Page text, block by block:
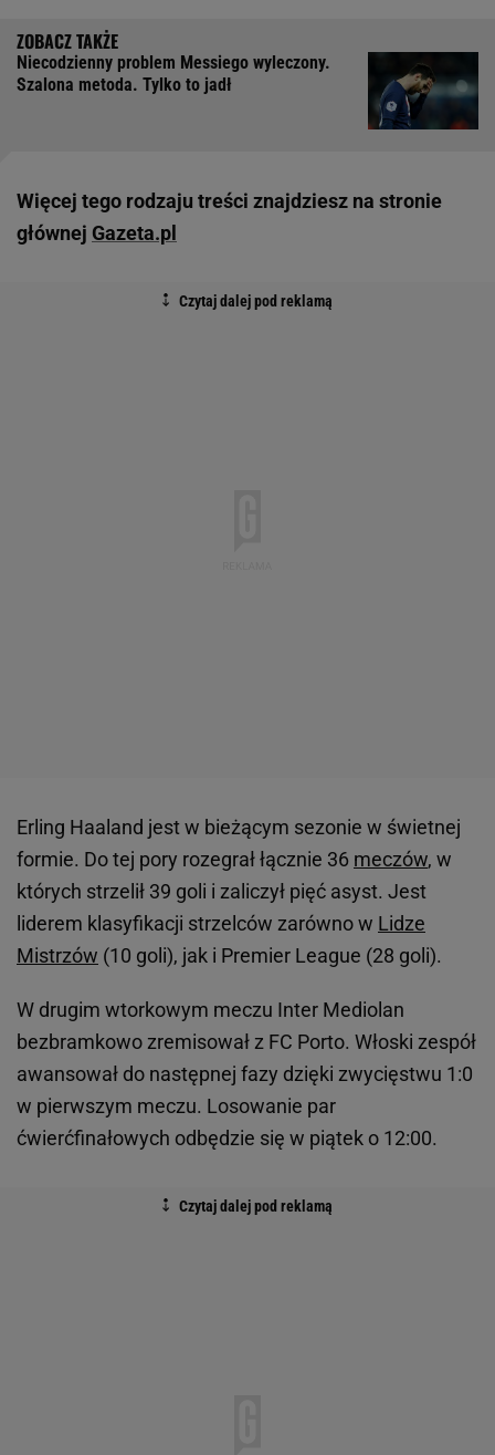
Niecodzienny problem Messiego wyleczony.
Szalona metoda. Tylko to jadł
Więcej tego rodzaju treści znajdziesz na stronie
głównej Gazeta.pl
Erling Haaland jest w bieżącym sezonie w świetnej
formie. Do tej pory rozegrał łącznie 36 meczów, w
których strzelił 39 goli i zaliczył pięć asyst. Jest
liderem klasyfikacji strzelców zarówno w Lidze
Mistrzów (10 goli), jak i Premier League (28 goli).
W drugim wtorkowym meczu Inter Mediolan
bezbramkowo zremisował z FC Porto. Włoski zespół
awansował do następnej fazy dzięki zwycięstwu 1:0
w pierwszym meczu. Losowanie par
ćwierćfinałowych odbędzie się w piątek o 12:00.